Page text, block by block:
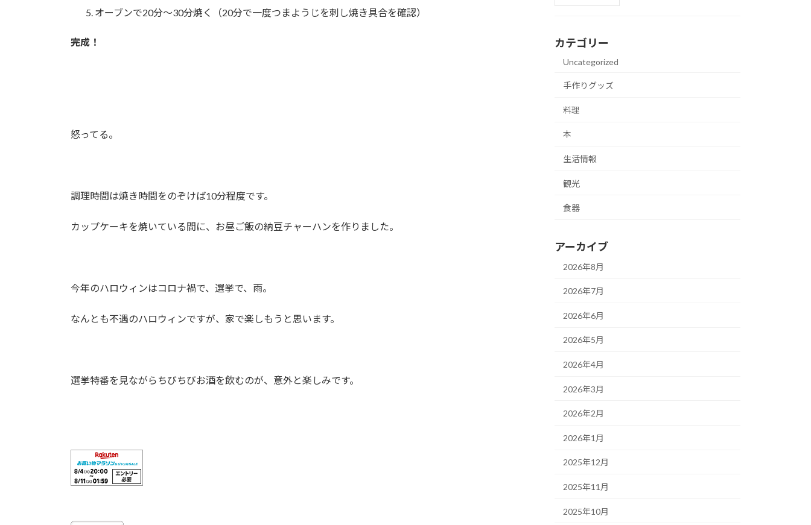
オーブンで20分～30分焼く（20分で一度つまようじを刺し焼き具合を確認）
完成！
怒ってる。
調理時間は焼き時間をのぞけば10分程度です。
カップケーキを焼いている間に、お昼ご飯の納豆チャーハンを作りました。
今年のハロウィンはコロナ禍で、選挙で、雨。
なんとも不遇のハロウィンですが、家で楽しもうと思います。
選挙特番を見ながらちびちびお酒を飲むのが、意外と楽しみです。
カテゴリー
Uncategorized
手作りグッズ
料理
本
生活情報
観光
食器
アーカイブ
2026年8月
2026年7月
2026年6月
2026年5月
2026年4月
2026年3月
2026年2月
2026年1月
2025年12月
2025年11月
2025年10月